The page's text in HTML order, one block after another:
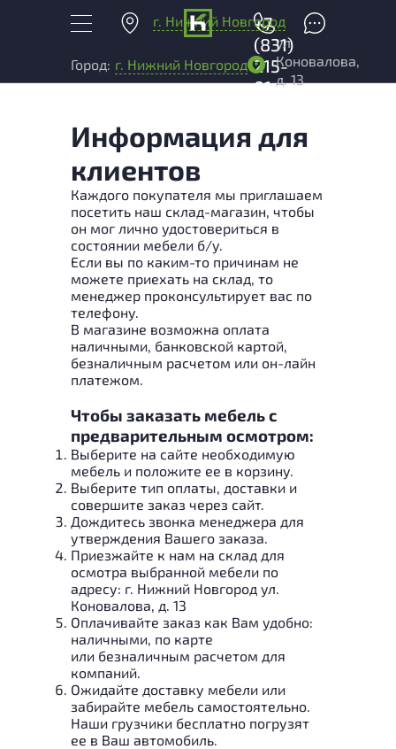
г. Нижний Новгород
+7
(831)
215-
01-
Город: г. Нижний Новгород
ул.
Коновалова,
д. 13
Информация для
клиентов
Каждого покупателя мы приглашаем
посетить наш склад-магазин, чтобы
он мог лично удостовериться в
состоянии мебели б/у.
Если вы по каким-то причинам не
можете приехать на склад, то
менеджер проконсультирует вас по
телефону.
В магазине возможна оплата
наличными, банковской картой,
безналичным расчетом или он-лайн
платежом.
Чтобы заказать мебель с
предварительным осмотром:
Выберите на сайте необходимую
мебель и положите ее в корзину.
Выберите тип оплаты, доставки и
совершите заказ через сайт.
Дождитесь звонка менеджера для
утверждения Вашего заказа.
Приезжайте к нам на склад для
осмотра выбранной мебели по
адресу: г. Нижний Новгород ул.
Коновалова, д. 13
Оплачивайте заказ как Вам удобно:
наличными, по карте
или безналичным расчетом для
компаний.
Ожидайте доставку мебели или
забирайте мебель самостоятельно.
Наши грузчики бесплатно погрузят
ее в Ваш автомобиль.